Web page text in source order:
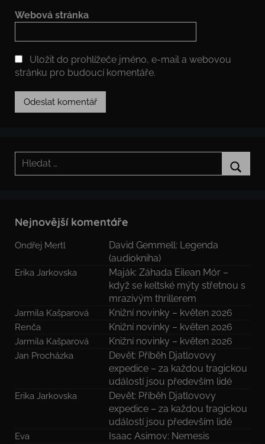
Webová stránka
Uložit do prohlížeče jméno, e-mail a webovou
stránku pro budoucí komentáře.
Hledat:
Nejnovější komentáře
Ondřej Mertl
David Gemmell: Legenda
(audiokniha)
Erika Jarkovska
Maják: Záhada Eilean Mór –
když se keltské mýty střetnou s
mrazivým thrillerem
Jarmila Kašparová Knižní novinky – květen 2026
Renča Knižní novinky – květen 2026
Jarmila Kašparová Knižní novinky – květen 2026
Jan Procházka
Devět: Příběh Djatlovovy
expedice – za každou tragickou
událostí jsou především lidé
Erika Jarkovska
Devět: Příběh Djatlovovy
expedice – za každou tragickou
událostí jsou především lidé
Eva
Isaac Asimov: Nemesis